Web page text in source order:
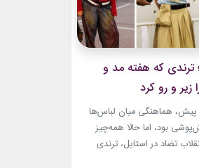
ترندی که هفته مد و
زیر و رو کرد
هماهنگی میان لباس‌ها
بود، اما حالا همه‌چیز
تضاد در استایل، ترندی